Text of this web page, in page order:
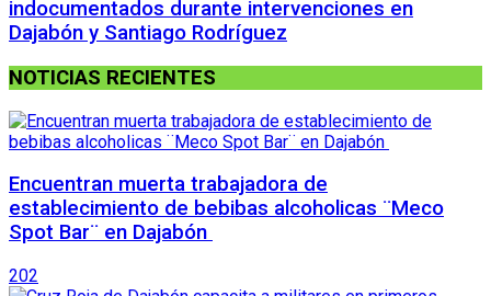
indocumentados durante intervenciones en
Dajabón y Santiago Rodríguez
NOTICIAS RECIENTES
Encuentran muerta trabajadora de
establecimiento de bebibas alcoholicas ¨Meco
Spot Bar¨ en Dajabón
202